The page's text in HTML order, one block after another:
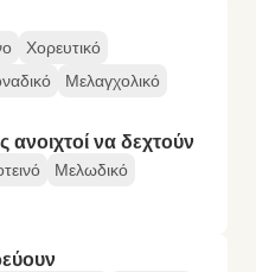
Χορευτικό
Μελαγχολικό
ανοιχτοί να δεχτούν
Μελωδικό